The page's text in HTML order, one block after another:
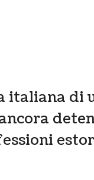
italiana di